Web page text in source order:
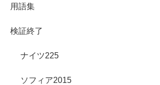
用語集
検証終了
ナイツ225
ソフィア2015